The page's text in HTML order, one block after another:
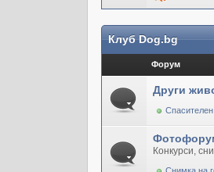
Клуб Dog.bg
Форум
Други
Конкурси,